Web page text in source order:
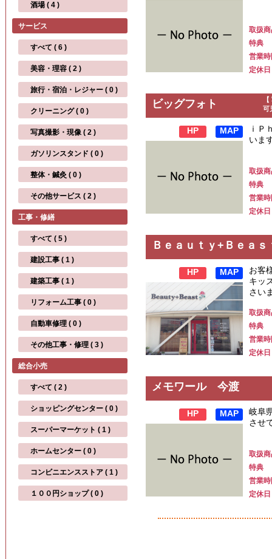
酒場 ( 4 )
サービス
すべて ( 6 )
美容・理容 ( 2 )
旅行・宿泊・レジャー ( 0 )
クリーニング ( 0 )
写真撮影・現像 ( 2 )
ガソリンスタンド ( 0 )
整体・鍼灸 ( 0 )
その他サービス ( 2 )
工事・修繕
すべて ( 5 )
建設工事 ( 1 )
建築工事 ( 1 )
リフォーム工事 ( 0 )
自動車修理 ( 0 )
その他工事・修理 ( 3 )
総合小売
すべて ( 2 )
ショッピングセンター ( 0 )
スーパーマーケット ( 1 )
ホームセンター ( 0 )
コンビニエンスストア ( 1 )
１００円ショップ ( 0 )
取扱
特典
営業
定休日
ビッグフォト
可
MAP
HP
ｉＰ
いま
取扱
特典
営業
定休日
Ｂｅａｕｔｙ+Ｂｅａｓ
MAP
HP
お客
キッ
さい
取扱
特典
営業
定休日
メモワール 今渡
MAP
HP
岐阜
させ
取扱
特典
営業
定休日